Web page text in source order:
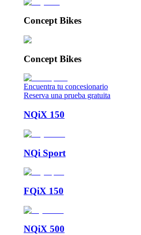
Concept Bikes
Concept Bikes
Encuentra tu concesionario
Reserva una prueba gratuita
NQiX 150
NQi Sport
FQiX 150
NQiX 500